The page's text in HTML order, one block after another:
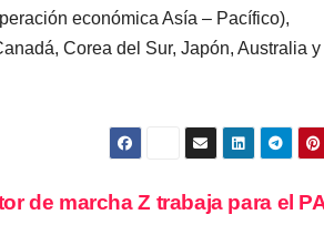
económica Asía – Pacífico),
Corea del Sur, Japón, Australia y
de marcha Z trabaja para el